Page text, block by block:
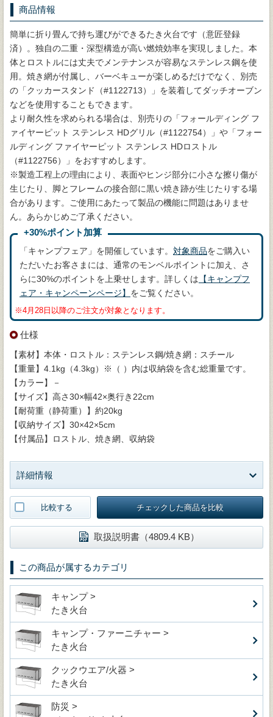
商品情報
簡単に折り畳んで持ち運びができるたき火台です（意匠登録
済）。独自の二重・深型構造が高い燃焼効率を実現しました。本
体とロストルには丈夫でメンテナンスが容易なステンレス鋼を使
用。焼き網が付属し、バーベキューが楽しめるだけでなく、別売
の「クッカースタンド（#1122713）」を装着してダッチオーブン
などを使用することもできます。
より耐久性を求められる場合は、別売りの「フォールディング フ
ァイヤーピット ステンレス HDグリル（#1122754）」や「フォー
ルディング ファイヤーピット ステンレス HDロストル
（#1122756）」をおすすめします。
※製造工程上の理由により、表面やヒンジ部分に小さな擦り傷が
生じたり、脚とフレームの接合部に黒い焼き跡が生じたりする場
合があります。ご使用にあたって製品の機能に問題はありませ
ん。あらかじめご了承ください。
+30%ポイント加算
「キャンプフェア」を開催しています。 対象商品をご購入い
ただいたお客さまには、通常のモンベルポイントに加え、さ
らに30%のポイントを上乗せします。詳しくは 【キャンプフ
ェア・キャンペーンページ】 をご覧ください。
※4月28日以降のご注文が対象となります。
仕様
【素材】本体・ロストル：ステンレス鋼/焼き網：スチール
【重量】4.1kg（4.3kg）※（ ）内は収納袋を含む総重量です。
【カラー】－
【サイズ】高さ30×幅42×奥行き22cm
【耐荷重（静荷重）】約20kg
【収納サイズ】30×42×5cm
【付属品】ロストル、焼き網、収納袋
詳細情報
比較する チェックした商品を比較
取扱説明書（4809.4 KB）
この商品が属するカテゴリ
キャンプ >
たき火台
キャンプ・ファーニチャー >
たき火台
クックウエア/火器 >
たき火台
防災 >